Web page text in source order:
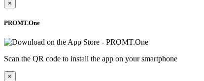
×
PROMT.One
Scan the QR code to install the app on your smartphone
×